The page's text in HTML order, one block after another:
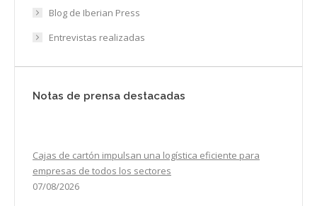
Blog de Iberian Press
Entrevistas realizadas
Notas de prensa destacadas
Cajas de cartón impulsan una logística eficiente para
empresas de todos los sectores
07/08/2026